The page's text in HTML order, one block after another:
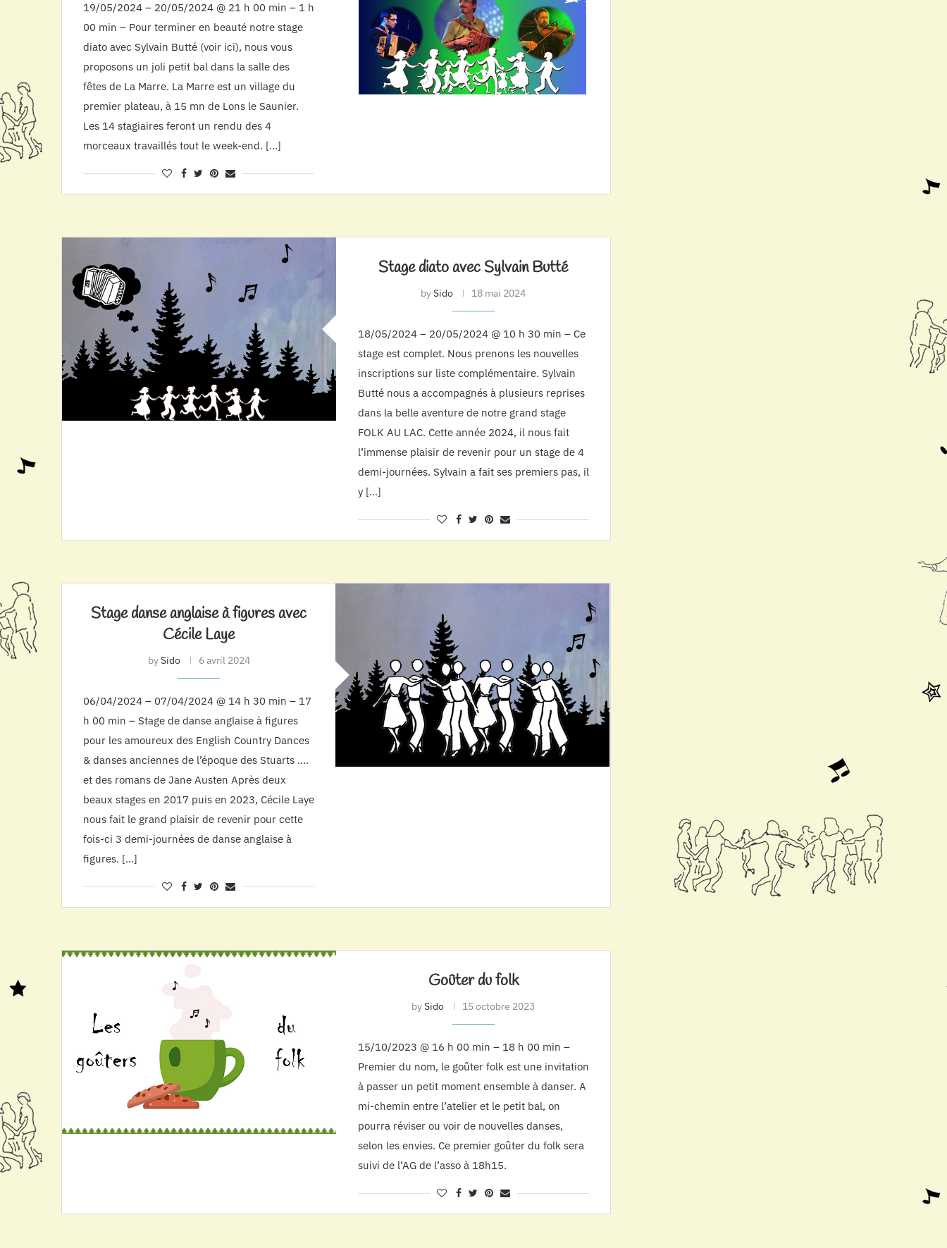
19/05/2024 – 20/05/2024 @ 21 h 00 min – 1 h
00 min – Pour terminer en beauté notre stage
diato avec Sylvain Butté (voir ici), nous vous
proposons un joli petit bal dans la salle des
fêtes de La Marre. La Marre est un village du
premier plateau, à 15 mn de Lons le Saunier.
Les 14 stagiaires feront un rendu des 4
morceaux travaillés tout le week-end. […]
Stage diato avec Sylvain Butté
bySido 18 mai 2024
18/05/2024 – 20/05/2024 @ 10 h 30 min – Ce
stage est complet. Nous prenons les nouvelles
inscriptions sur liste complémentaire. Sylvain
Butté nous a accompagnés à plusieurs reprises
dans la belle aventure de notre grand stage
FOLK AU LAC. Cette année 2024, il nous fait
l’immense plaisir de revenir pour un stage de 4
demi-journées. Sylvain a fait ses premiers pas, il
y […]
Stage danse anglaise à figures avec
Cécile Laye
bySido 6 avril 2024
06/04/2024 – 07/04/2024 @ 14 h 30 min – 17
h 00 min – Stage de danse anglaise à figures
pour les amoureux des English Country Dances
& danses anciennes de l’époque des Stuarts ….
et des romans de Jane Austen Après deux
beaux stages en 2017 puis en 2023, Cécile Laye
nous fait le grand plaisir de revenir pour cette
fois-ci 3 demi-journées de danse anglaise à
figures. […]
Goûter du folk
bySido 15 octobre 2023
15/10/2023 @ 16 h 00 min – 18 h 00 min –
Premier du nom, le goûter folk est une invitation
à passer un petit moment ensemble à danser. A
mi-chemin entre l’atelier et le petit bal, on
pourra réviser ou voir de nouvelles danses,
selon les envies. Ce premier goûter du folk sera
suivi de l’AG de l’asso à 18h15.